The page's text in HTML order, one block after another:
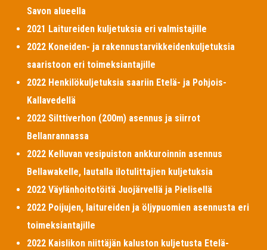
Savon alueella
2021 Laitureiden kuljetuksia eri valmistajille
2022 Koneiden- ja rakennustarvikkeidenkuljetuksia
saaristoon eri toimeksiantajille
2022 Henkilökuljetuksia saariin Etelä- ja Pohjois-
Kallavedellä
2022 Silttiverhon (200m) asennus ja siirrot
Bellanrannassa
2022 Kelluvan vesipuiston ankkuroinnin asennus
Bellawakelle, lautalla ilotulittajien kuljetuksia
2022 Väylänhoitotöitä Juojärvellä ja Pielisellä
2022 Poijujen, laitureiden ja öljypuomien asennusta eri
toimeksiantajille
2022 Kaislikon niittäjän kaluston kuljetusta Etelä-